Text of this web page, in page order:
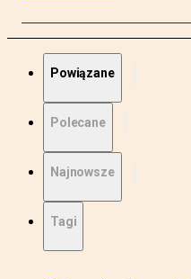
Powiązane
Polecane
Najnowsze
Tagi